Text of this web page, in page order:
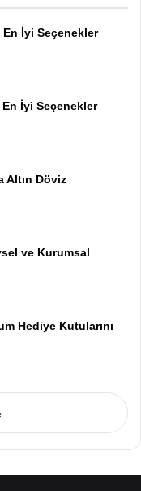
İyi Seçenekler
İyi Seçenekler
Altın Döviz
ve Kurumsal
Hediye Kutularını